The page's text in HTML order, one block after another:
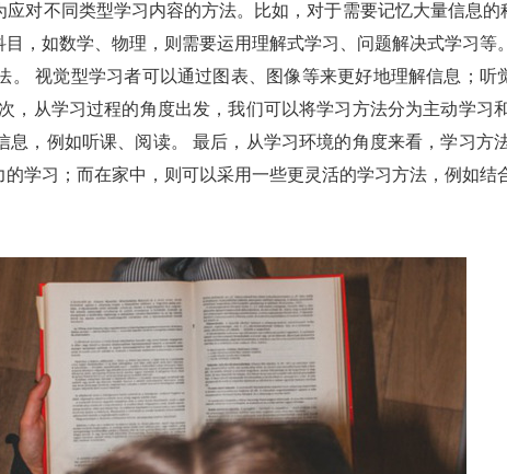
对不同类型学习内容的方法。比如，对于需要记忆大量信息
，如数学、物理，则需要运用理解式学习、问题解决式学习等
视觉型学习者可以通过图表、图像等来更好地理解信息；听
，从学习过程的角度出发，我们可以将学习方法分为主动学习
，例如听课、阅读。 最后，从学习环境的角度来看，学习方
学习；而在家中，则可以采用一些更灵活的学习方法，例如结